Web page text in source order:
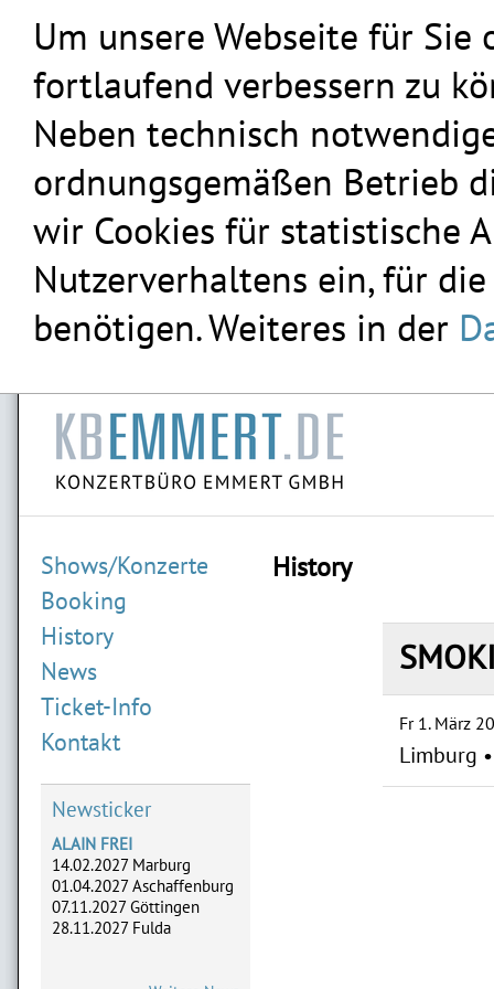
Um unsere Webseite für
fortlaufend verbessern zu
Neben technisch
ordnungsgemäßen Betrieb
wir Cookies für statistische
Nutzerverhaltens ein, für
benötigen. Weiteres in der
Shows/Konzerte
Booking
History
News
Ticket-Info
Kontakt
Newsticker
ALAIN FREI
14.02.2027 Marburg
01.04.2027 Aschaffenburg
07.11.2027 Göttingen
28.11.2027 Fulda
History
Fr 1. März
Limburg